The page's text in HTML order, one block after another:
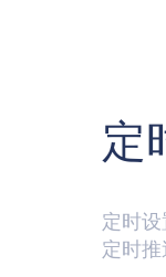
定
定时
定时